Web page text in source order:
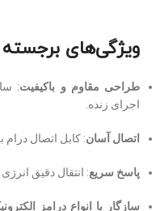
ویژگی‌های برجسته Alesis KP1 Pedal
طراحی مقاوم و باکیفیت:
اجرای زنده.
اتصال آسان: کابل اتصال
پاسخ سریع: انتقال دقیق
سازگار با انواع درامز